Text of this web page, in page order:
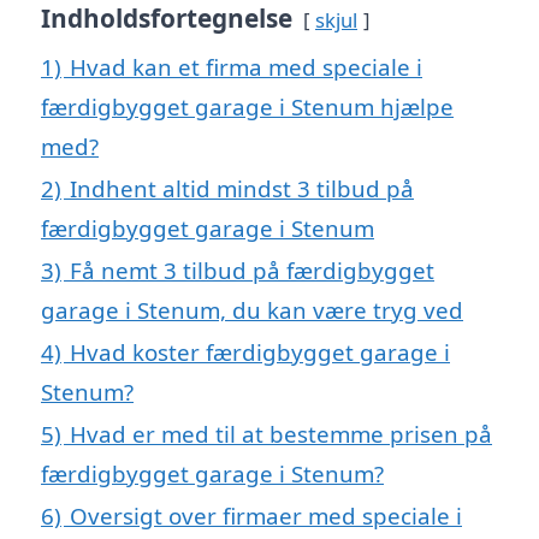
Indholdsfortegnelse skjul
1) Hvad kan et firma med speciale i
færdigbygget garage i Stenum hjælpe
med?
2) Indhent altid mindst 3 tilbud på
færdigbygget garage i Stenum
3) Få nemt 3 tilbud på færdigbygget
garage i Stenum, du kan være tryg ved
4) Hvad koster færdigbygget garage i
Stenum?
5) Hvad er med til at bestemme prisen på
færdigbygget garage i Stenum?
6) Oversigt over firmaer med speciale i